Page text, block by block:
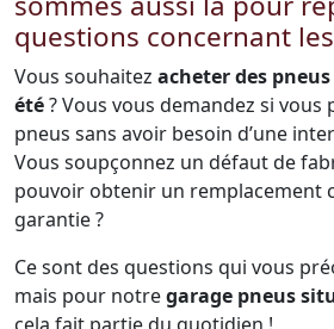
questions concernant
Vous souhaitez acheter des
été? Vous vous demandez si vous
pneus sans avoir besoin d’une
Vous soupçonnez un défaut de
pouvoir obtenir un remplacement
garantie ?
Ce sont des questions qui vous
mais pour notregarage pneus